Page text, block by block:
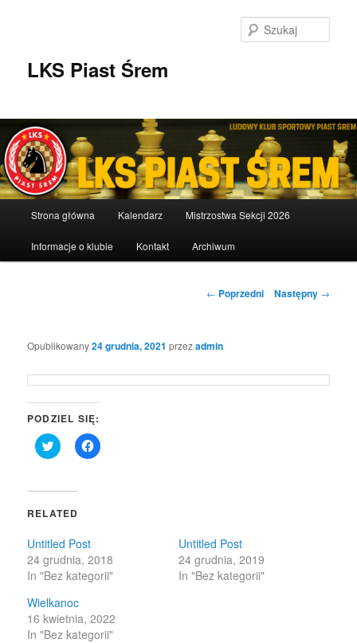
LKS Piast Śrem
Strona główna Kalendarz Mistrzostwa Sekcji 2026
Informacje o klubie Kontakt Archiwum
Nawigacja
← Poprzedni Następny →
Opublikowany24 grudnia, 2021 przezadmin
PODZIEL SIĘ:
Click
to
(Opens
new
Click
to
RELATED
Untitled Post
24 grudnia, 2018
In "Bez kategorii"
Untitled Post
24 grudnia, 2019
In "Bez kategorii"
Wielkanoc
16 kwietnia, 2022
In "Bez kategorii"